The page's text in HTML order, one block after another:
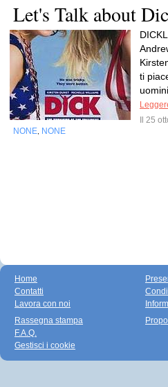
Let's Talk about
ti
Il 25
NONE NONE
Home
Contatti
Lavora con noi
Rassegna stampa
F.A.Q.
Gestisci i cookie